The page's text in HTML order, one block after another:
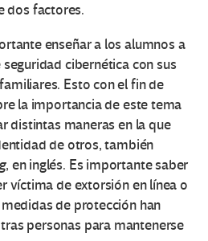
dos factores.
enseñar a los alumnos a
cibernética con sus
Esto con el fin de
la importancia de este tema
distintas maneras en la que
de otros, también
, en inglés. Es importante saber
víctima de extorsión en línea o
de protección han
personas para mantenerse